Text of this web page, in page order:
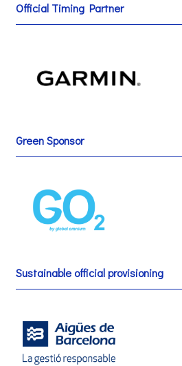
Official Timing Partner
Green Sponsor
Sustainable official provisioning